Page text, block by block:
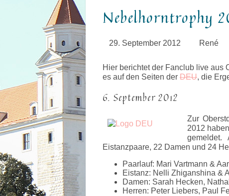
Nebelhorntrophy
29. September 2012 René
Hier berichtet der Fanclub live aus
es auf den Seiten der DEU, die
6. September 2012
Zur
2012
gemeldet.
Eistanzpaare, 22 Damen und 24
Paarlauf: Mari Vartmann &
Eistanz: Nelli Zhiganshina &
Damen: Sarah Hecken,
Herren: Peter Liebers, Paul